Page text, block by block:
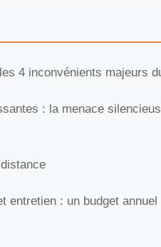
4 inconvénients majeurs
: la menace
entretien : un budget